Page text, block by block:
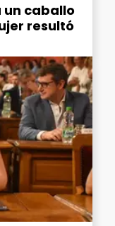
un caballo
resultó